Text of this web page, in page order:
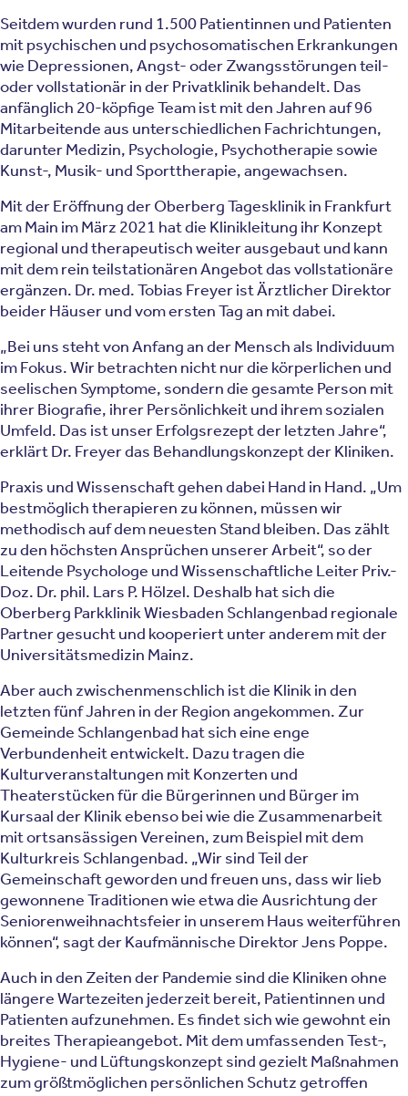
Seitdem wurden rund 1.500 Patientinnen und Patienten
mit psychischen und psychosomatischen Erkrankungen
wie Depressionen, Angst- oder Zwangsstörungen teil-
oder vollstationär in der Privatklinik behandelt. Das
anfänglich 20-köpfige Team ist mit den Jahren auf 96
Mitarbeitende aus unterschiedlichen Fachrichtungen,
darunter Medizin, Psychologie, Psychotherapie sowie
Kunst-, Musik- und Sporttherapie, angewachsen.
Mit der Eröffnung der Oberberg Tagesklinik in Frankfurt
am Main im März 2021 hat die Klinikleitung ihr Konzept
regional und therapeutisch weiter ausgebaut und kann
mit dem rein teilstationären Angebot das vollstationäre
ergänzen. Dr. med. Tobias Freyer ist Ärztlicher Direktor
beider Häuser und vom ersten Tag an mit dabei.
„Bei uns steht von Anfang an der Mensch als Individuum
im Fokus. Wir betrachten nicht nur die körperlichen und
seelischen Symptome, sondern die gesamte Person mit
ihrer Biografie, ihrer Persönlichkeit und ihrem sozialen
Umfeld. Das ist unser Erfolgsrezept der letzten Jahre“,
erklärt Dr. Freyer das Behandlungskonzept der Kliniken.
Praxis und Wissenschaft gehen dabei Hand in Hand. „Um
bestmöglich therapieren zu können, müssen wir
methodisch auf dem neuesten Stand bleiben. Das zählt
zu den höchsten Ansprüchen unserer Arbeit“, so der
Leitende Psychologe und Wissenschaftliche Leiter Priv.-
Doz. Dr. phil. Lars P. Hölzel. Deshalb hat sich die
Oberberg Parkklinik Wiesbaden Schlangenbad regionale
Partner gesucht und kooperiert unter anderem mit der
Universitätsmedizin Mainz.
Aber auch zwischenmenschlich ist die Klinik in den
letzten fünf Jahren in der Region angekommen. Zur
Gemeinde Schlangenbad hat sich eine enge
Verbundenheit entwickelt. Dazu tragen die
Kulturveranstaltungen mit Konzerten und
Theaterstücken für die Bürgerinnen und Bürger im
Kursaal der Klinik ebenso bei wie die Zusammenarbeit
mit ortsansässigen Vereinen, zum Beispiel mit dem
Kulturkreis Schlangenbad. „Wir sind Teil der
Gemeinschaft geworden und freuen uns, dass wir lieb
gewonnene Traditionen wie etwa die Ausrichtung der
Seniorenweihnachtsfeier in unserem Haus weiterführen
können“, sagt der Kaufmännische Direktor Jens Poppe.
Auch in den Zeiten der Pandemie sind die Kliniken ohne
längere Wartezeiten jederzeit bereit, Patientinnen und
Patienten aufzunehmen. Es findet sich wie gewohnt ein
breites Therapieangebot. Mit dem umfassenden Test-,
Hygiene- und Lüftungskonzept sind gezielt Maßnahmen
zum größtmöglichen persönlichen Schutz getroffen